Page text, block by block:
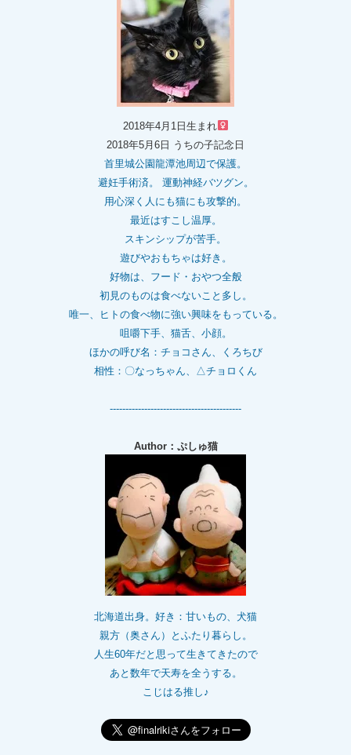
2018年4月1日生まれ
2018年5月6日 うちの子記念日
首里城公園龍潭池周辺で保護。
避妊手術済。 運動神経バツグン。
用心深く人にも猫にも攻撃的。
最近はすこし温厚。
スキンシップが苦手。
遊びやおもちゃは好き。
好物は、フード・おやつ全般
初見のものは食べないこと多し。
唯一、ヒトの食べ物に強い興味をもっている。
咀嚼下手、猫舌、小顔。
ほかの呼び名：チョコさん、くろちび
相性：〇なっちゃん、△チョロくん
------------------------------------------
Author：ぷしゅ猫
北海道出身。好き：甘いもの、犬猫
親方（奥さん）とふたり暮らし。
人生60年だと思って生きてきたので
あと数年で天寿を全うする。
こじはる推し♪